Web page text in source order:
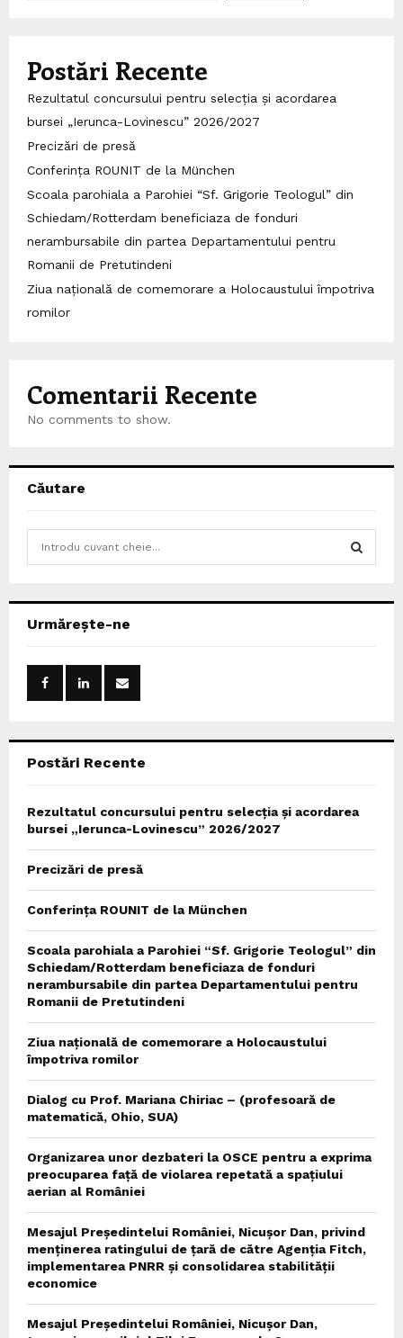
Postări Recente
Rezultatul concursului pentru selecția și acordarea
bursei „Ierunca-Lovinescu” 2026/2027
Precizări de presă
Conferința ROUNIT de la München
Scoala parohiala a Parohiei “Sf. Grigorie Teologul” din
Schiedam/Rotterdam beneficiaza de fonduri
nerambursabile din partea Departamentului pentru
Romanii de Pretutindeni
Ziua națională de comemorare a Holocaustului împotriva
romilor
Comentarii Recente
No comments to show.
Căutare
h
o
Urmărește-ne
Postări Recente
Rezultatul concursului pentru selecția și acordarea
bursei „Ierunca-Lovinescu” 2026/2027
Precizări de presă
Conferința ROUNIT de la München
Scoala parohiala a Parohiei “Sf. Grigorie Teologul” din
Schiedam/Rotterdam beneficiaza de fonduri
nerambursabile din partea Departamentului pentru
Romanii de Pretutindeni
Ziua națională de comemorare a Holocaustului
împotriva romilor
Dialog cu Prof. Mariana Chiriac – (profesoară de
matematică, Ohio, SUA)
Organizarea unor dezbateri la OSCE pentru a exprima
preocuparea față de violarea repetată a spațiului
aerian al României
Mesajul Președintelui României, Nicușor Dan, privind
menținerea ratingului de țară de către Agenția Fitch,
implementarea PNRR și consolidarea stabilității
economice
Mesajul Președintelui României, Nicușor Dan,